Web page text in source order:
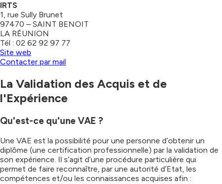
IRTS
1, rue Sully Brunet
97470 – SAINT BENOIT
LA RÉUNION
Tél : 02 62 92 97 77
Site web
Contacter par mail
La Validation des Acquis et de
l'Expérience
Qu'est-ce qu'une VAE ?
Une VAE est la possibilité pour une personne d’obtenir un
diplôme (une certification professionnelle) par la validation de
son expérience. Il s’agit d’une procédure particulière qui
permet de faire reconnaître, par une autorité d’Etat, les
compétences et/ou les connaissances acquises afin :